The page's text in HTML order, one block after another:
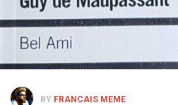
BY FRANCAIS MEME